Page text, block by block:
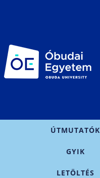
ÚTMUTATÓK
GYIK
LETÖLTÉS